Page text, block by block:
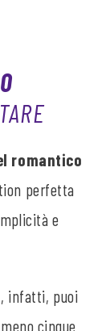
romantico
perfetta
e
infatti, puoi
cinque